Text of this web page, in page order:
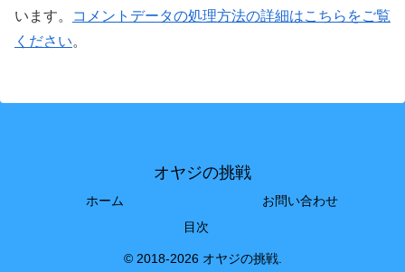
います。
コメントデータの処理方法の詳細はこちらをご覧
ください。
オヤジの挑戦
ホーム
お問い合わせ
目次
© 2018-2026 オヤジの挑戦.